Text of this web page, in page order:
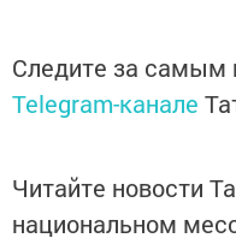
Следите за
Telegram-канале
Читайте новости
национальном